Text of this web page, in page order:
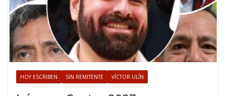
HOY ESCRIBEN SIN REMITENTE VÍCTOR ULÍN